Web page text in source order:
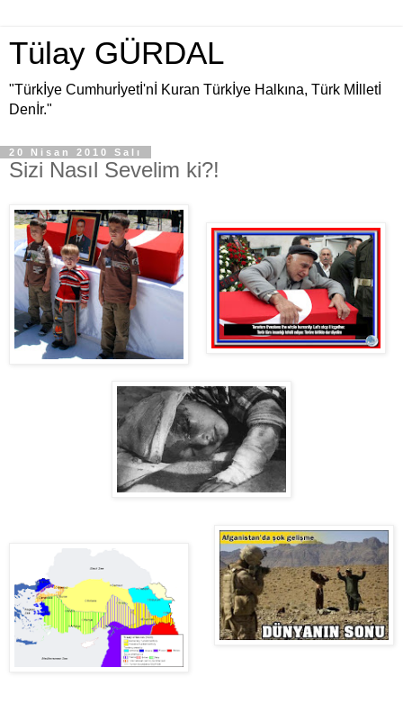
Tülay GÜRDAL
"Türkİye Cumhurİyetİ'nİ Kuran Türkİye Halkına, Türk Mİlletİ
Denİr."
20 Nisan 2010 Salı
Sizi Nasıl Sevelim ki?!